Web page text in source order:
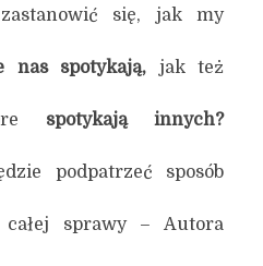
się, jak my
nas spotykają, jak też
spotykają innych?
podpatrzeć sposób
całej sprawy – Autora